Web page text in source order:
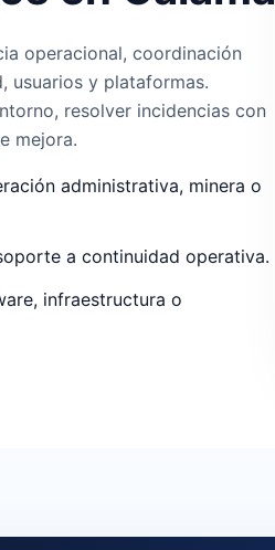
operacional, coordinación
usuarios y plataformas.
resolver incidencias con
mejora.
administrativa, minera o
a continuidad operativa.
infraestructura o